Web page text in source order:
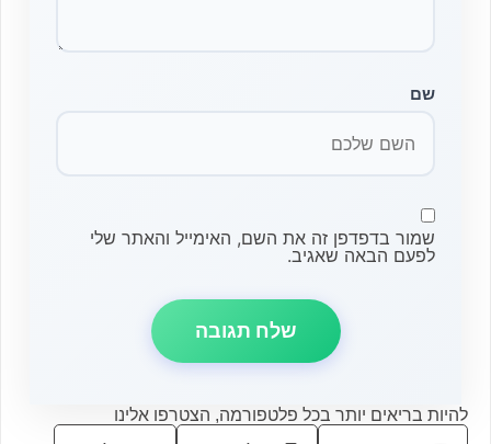
שם
שמור בדפדפן זה את השם, האימייל והאתר שלי
לפעם הבאה שאגיב.
להיות בריאים יותר בכל פלטפורמה, הצטרפו אלינו